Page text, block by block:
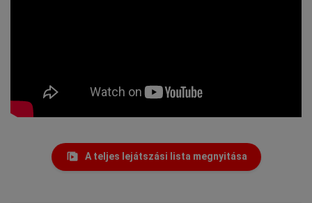
A teljes lejátszási lista megnyitása